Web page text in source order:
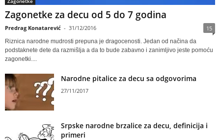
Zagonetke za decu od 5 do 7 godina
Predrag Konatarević - 31/12/2016 15
Riznica narodne mudrosti prepuna je dragocenosti. Jedan od načina da
podstaknete dete da razmišlja a da to bude zabavno i zanimljivo jeste pomoću
zagonetki....
Narodne pitalice za decu sa odgovorima
27/11/2017
Srpske narodne brzalice za decu, definicija i
primeri